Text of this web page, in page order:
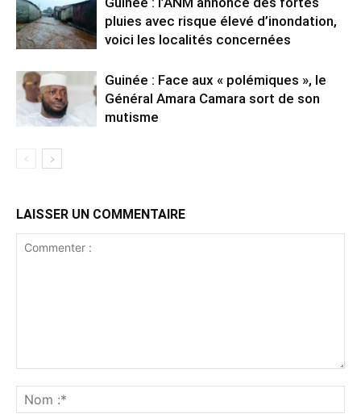
pluies avec risque élevé d’inondation,
voici les localités concernées
Guinée : Face aux « polémiques », le
Général Amara Camara sort de son
mutisme
LAISSER UN COMMENTAIRE